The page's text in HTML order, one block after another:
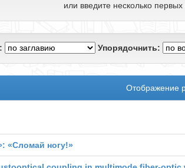
или введите несколько первых
Упорядочнить:
Отображение
«Сломай ногу!»